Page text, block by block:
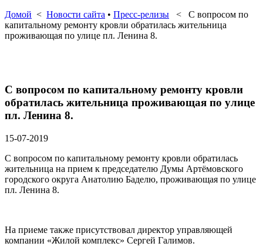
Домой < Новости сайта • Пресс-релизы < С вопросом по
капитальному ремонту кровли обратилась жительница
проживающая по улице пл. Ленина 8.
С вопросом по капитальному ремонту кровли
обратилась жительница проживающая по улице
пл. Ленина 8.
15-07-2019
С вопросом по капитальному ремонту кровли обратилась
жительница на прием к председателю Думы Артёмовского
городского округа Анатолию Баделю, проживающая по улице
пл. Ленина 8.
На приеме также присутствовал директор управляющей
компании «Жилой комплекс» Сергей Галимов.